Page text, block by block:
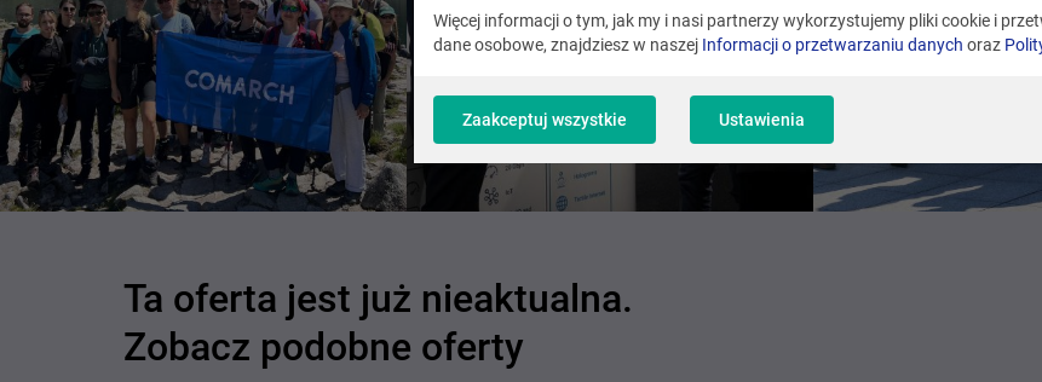
Ta oferta jest już nieaktualna.
Zobacz podobne oferty
Więcej informacji o tym, jak my i nasi partnerzy wykorzystujemy pliki cookie i
dane osobowe, znajdziesz w naszej Informacji o przetwarzaniu danych oraz
Zaakceptuj wszystkie Ustawienia